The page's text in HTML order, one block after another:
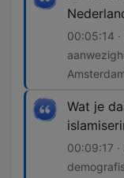
00:05:14
Wat je
00:09:17